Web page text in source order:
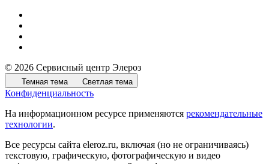
© 2026 Сервисный центр Элероз
Темная тема Светлая тема
Конфиденциальность
На информационном ресурсе применяются рекомендательные
технологии.
Все ресурсы сайта eleroz.ru, включая (но не ограничиваясь)
текстовую, графическую, фотографическую и видео